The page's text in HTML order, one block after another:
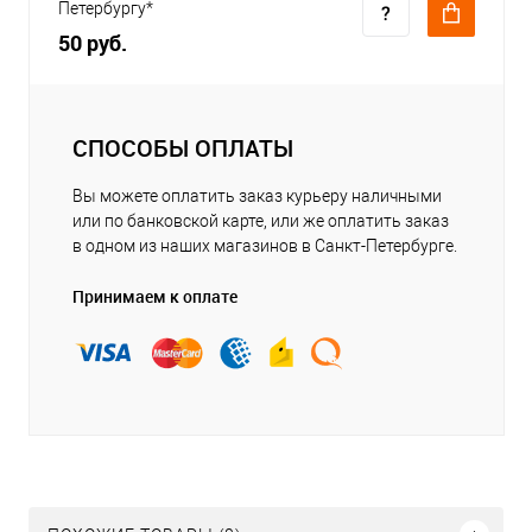
Петербургу*
50 руб.
СПОСОБЫ ОПЛАТЫ
Вы можете оплатить заказ курьеру наличными
или по банковской карте, или же оплатить заказ
в одном из наших магазинов в Санкт-Петербурге.
Принимаем к оплате